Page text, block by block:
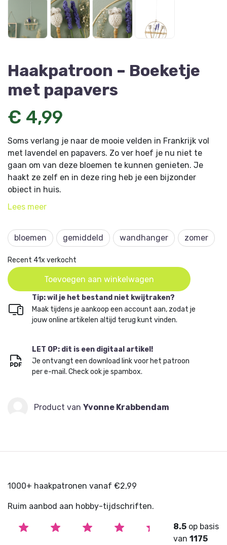
Haakpatroon – Boeketje
met papavers
€ 4,99
Soms verlang je naar de mooie velden in Frankrijk vol
met lavendel en papavers. Zo ver hoef je nu niet te
gaan om van deze bloemen te kunnen genieten. Je
haakt ze zelf en in deze ring heb je een bijzonder
object in huis.
Dit artikel komt uit
Lees meer
bloemen gemiddeld wandhanger zomer
Recent 41x verkocht
Toevoegen aan winkelwagen
Tip: wil je het bestand niet kwijtraken?
Maak tijdens je aankoop een account aan, zodat je
jouw online artikelen altijd terug kunt vinden.
LET OP: dit is een digitaal artikel!
Je ontvangt een download link voor het patroon
per e-mail. Check ook je spambox.
Product van Yvonne Krabbendam
1000+ haakpatronen vanaf €2,99
Ruim aanbod aan hobby-tijdschriften.
8.5 op basis
van1175